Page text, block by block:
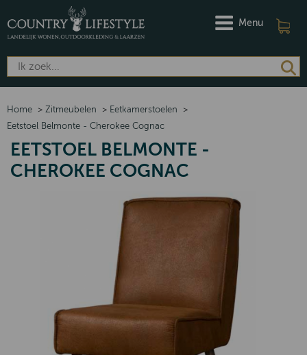
Menu
Home > Zitmeubelen > Eetkamerstoelen
>
Eetstoel Belmonte - Cherokee Cognac
EETSTOEL BELMONTE -
CHEROKEE COGNAC